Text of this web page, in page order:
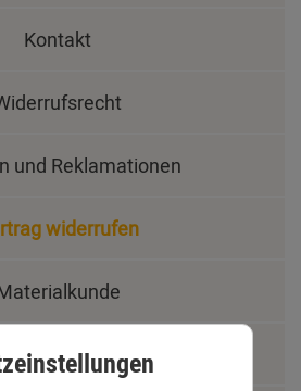
Kontakt
und Reklamationen
widerrufen
Fachbegriffe